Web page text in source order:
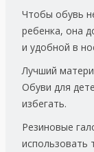
Чтобы обувь
ребенка, она
и удобной в
Лучший
Обуви для
избегать.
Резиновые
использовать